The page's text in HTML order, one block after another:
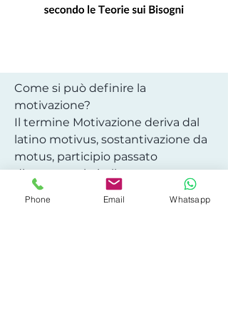
Come si può definire la
motivazione?
Il termine Motivazione deriva dal
latino motivus, sostantivazione da
motus, participio passato
di movere – in italiano muovere.
La motivazione svolge
fondamentalmente due funzioni:
Phone Email Whatsapp